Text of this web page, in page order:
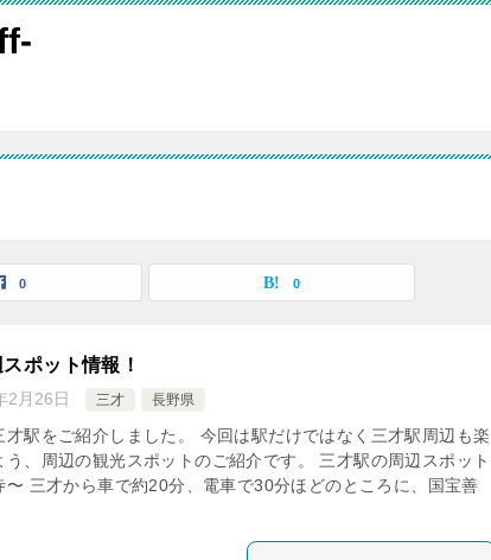
0 0
ポット情報！
2月26日 三才 長野県
才駅をご紹介しました。 今回は駅だけではなく三才駅周辺も楽
う、周辺の観光スポットのご紹介です。 三才駅の周辺スポット
〜 三才から車で約20分、電車で30分ほどのところに、国宝善